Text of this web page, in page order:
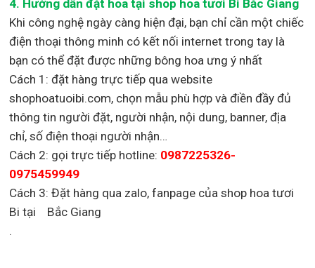
4. Hướng dẫn đặt hoa tại shop hoa tươi Bi Bắc Giang
Khi công nghệ ngày càng hiện đại, bạn chỉ cần một chiếc
điện thoại thông minh có kết nối internet trong tay là
bạn có thể đặt được những bông hoa ưng ý nhất
Cách 1: đặt hàng trực tiếp qua website
shophoatuoibi.com, chọn mẫu phù hợp và điền đầy đủ
thông tin người đặt, người nhận, nội dung, banner, địa
chỉ, số điện thoại người nhận…
Cách 2: gọi trực tiếp hotline: 0987225326-
0975459949
Cách 3: Đặt hàng qua zalo, fanpage của shop hoa tươi
Bi tại Bắc Giang
.